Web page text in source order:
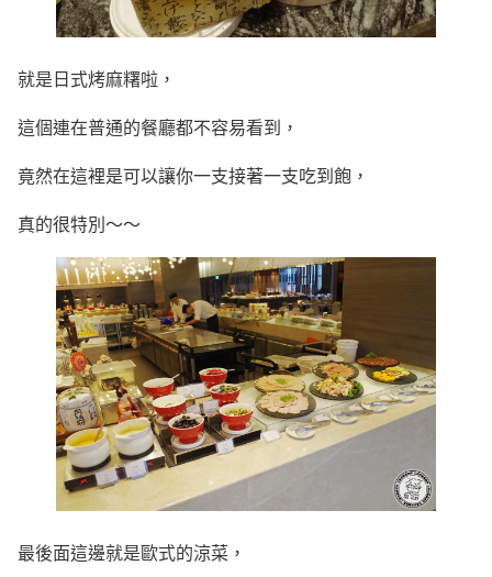
就是日式烤麻糬啦，
這個連在普通的餐廳都不容易看到，
竟然在這裡是可以讓你一支接著一支吃到飽，
真的很特別～～
最後面這邊就是歐式的涼菜，